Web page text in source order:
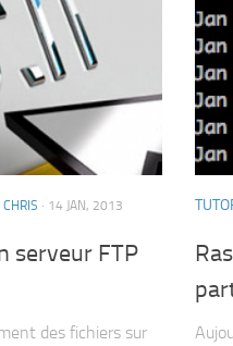
CHRIS · 14 JAN, 2013
serveur FTP
des fichiers sur